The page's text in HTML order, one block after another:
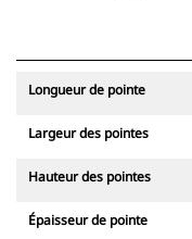
Longueur de pointe
Largeur des pointes
Hauteur des pointes
Épaisseur de pointe